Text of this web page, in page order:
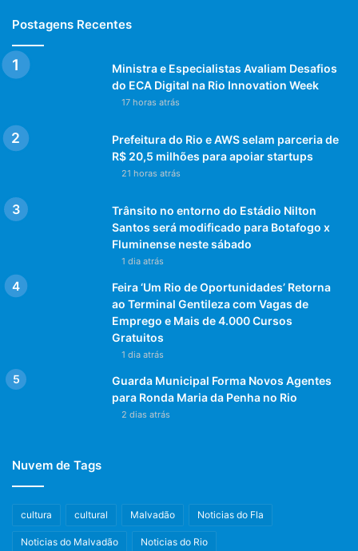
Postagens Recentes
Ministra e Especialistas Avaliam Desafios
do ECA Digital na Rio Innovation Week
17 horas atrás
Prefeitura do Rio e AWS selam parceria de
R$ 20,5 milhões para apoiar startups
21 horas atrás
Trânsito no entorno do Estádio Nilton
Santos será modificado para Botafogo x
Fluminense neste sábado
1 dia atrás
Feira ‘Um Rio de Oportunidades’ Retorna
ao Terminal Gentileza com Vagas de
Emprego e Mais de 4.000 Cursos
Gratuitos
1 dia atrás
Guarda Municipal Forma Novos Agentes
para Ronda Maria da Penha no Rio
2 dias atrás
Nuvem de Tags
cultura cultural Malvadão Noticias do Fla
Noticias do Malvadão Noticias do Rio